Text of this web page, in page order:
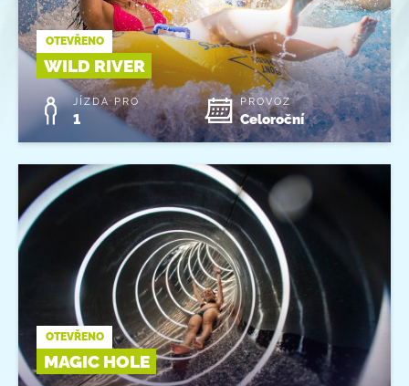
OTEVŘENO
WILD RIVER
JÍZDA PRO
1
PROVOZ
Celoroční
OTEVŘENO
MAGIC HOLE